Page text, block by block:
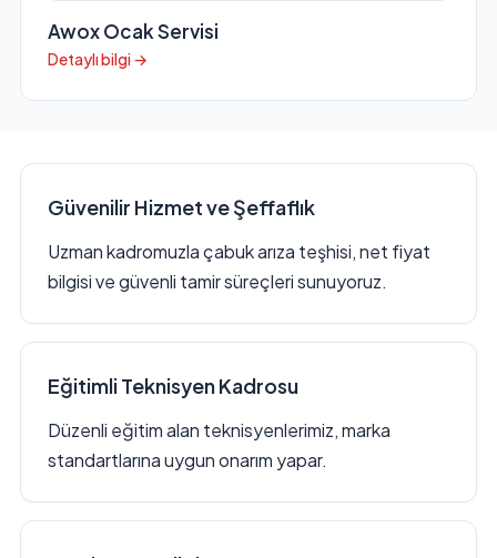
Awox Ocak Servisi
Detaylı bilgi →
Güvenilir Hizmet ve Şeffaflık
Uzman kadromuzla çabuk arıza teşhisi, net fiyat
bilgisi ve güvenli tamir süreçleri sunuyoruz.
Eğitimli Teknisyen Kadrosu
Düzenli eğitim alan teknisyenlerimiz, marka
standartlarına uygun onarım yapar.